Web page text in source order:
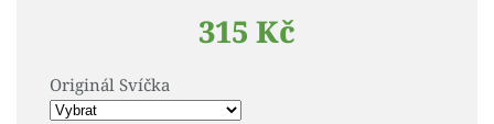
315 Kč
Originál Svíčka